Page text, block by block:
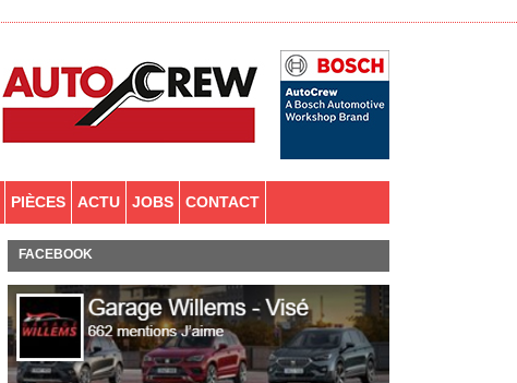
PIÈCES ACTU JOBS CONTACT
FACEBOOK